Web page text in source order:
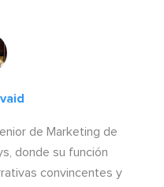
de Marketing de
donde su función
convincentes y